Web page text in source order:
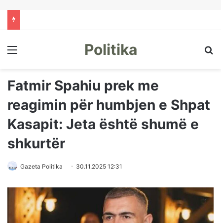
Menu Politika
Fatmir Spahiu prek me
reagimin për humbjen e Shpat
Kasapit: Jeta është shumë e
shkurtër
Gazeta Politika 30.11.2025 12:31